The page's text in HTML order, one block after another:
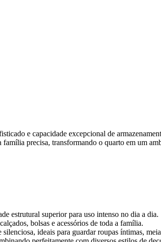
e capacidade excepcional de
precisa, transformando o quarto em um
estrutural superior para uso intenso no dia a dia.
bolsas e acessórios de toda a família.
ideais para guardar roupas íntimas,